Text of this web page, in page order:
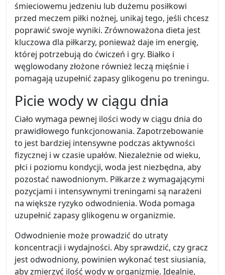
śmieciowemu jedzeniu lub dużemu posiłkowi
przed meczem piłki nożnej, unikaj tego, jeśli chcesz
poprawić swoje wyniki. Zrównoważona dieta jest
kluczowa dla piłkarzy, ponieważ daje im energię,
której potrzebują do ćwiczeń i gry. Białko i
węglowodany złożone również leczą mięśnie i
pomagają uzupełnić zapasy glikogenu po treningu.
Picie wody w ciągu dnia
Ciało wymaga pewnej ilości wody w ciągu dnia do
prawidłowego funkcjonowania. Zapotrzebowanie
to jest bardziej intensywne podczas aktywności
fizycznej i w czasie upałów. Niezależnie od wieku,
płci i poziomu kondycji, woda jest niezbędna, aby
pozostać nawodnionym. Piłkarze z wymagającymi
pozycjami i intensywnymi treningami są narażeni
na większe ryzyko odwodnienia. Woda pomaga
uzupełnić zapasy glikogenu w organizmie.
Odwodnienie może prowadzić do utraty
koncentracji i wydajności. Aby sprawdzić, czy gracz
jest odwodniony, powinien wykonać test siusiania,
aby zmierzyć ilość wody w organizmie. Idealnie,